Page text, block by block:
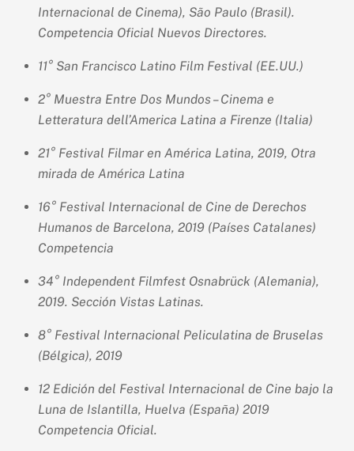
Internacional de Cinema), São Paulo (Brasil).
Competencia Oficial Nuevos Directores.
11° San Francisco Latino Film Festival (EE.UU.)
2° Muestra Entre Dos Mundos – Cinema e
Letteratura dell’America Latina a Firenze (Italia)
21° Festival Filmar en América Latina, 2019, Otra
mirada de América Latina
16° Festival Internacional de Cine de Derechos
Humanos de Barcelona, 2019 (Países Catalanes)
Competencia
34° Independent Filmfest Osnabrück (Alemania),
2019. Sección Vistas Latinas.
8° Festival Internacional Peliculatina de Bruselas
(Bélgica), 2019
12 Edición del Festival Internacional de Cine bajo la
Luna de Islantilla, Huelva (España) 2019
Competencia Oficial.